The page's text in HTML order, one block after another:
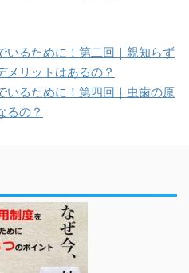
いるために！第二回｜親知らず
メリットはあるの？
いるために！第四回｜虫歯の原
るの？